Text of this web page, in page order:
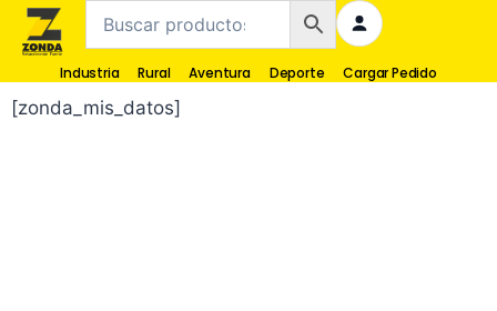
Industria Rural Aventura Deporte Cargar Pedido
[zonda_mis_datos]